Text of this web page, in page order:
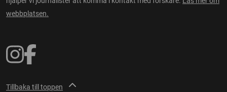
webbplatsen.
Tillbaka till toppen